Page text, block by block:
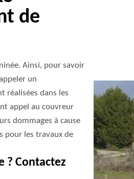
de
Ainsi, pour savoir
un
réalisées dans les
appel au couvreur
dommages à cause
pour les travaux de
? Contactez